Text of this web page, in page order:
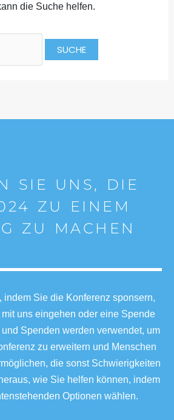
die Suche helfen.
SIE UNS, DIE
ZU EINEM
ZU MACHEN
indem Sie die Konferenz sponsern,
uns eingehen oder eine Spende
Spenden werden verwendet, um
zu erweitern und Menschen
die sonst Schwierigkeiten
wie Sie helfen können, indem
Optionen wählen.